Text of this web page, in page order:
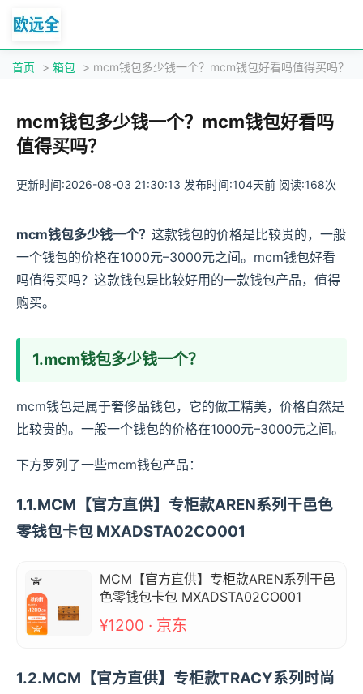
首页 > 箱包 > mcm钱包多少钱一个？mcm钱包好看吗值得买吗？
mcm钱包多少钱一个？mcm钱包好看吗
值得买吗？
更新时间:2026-08-03 21:30:13 发布时间:104天前 阅读:168次
mcm钱包多少钱一个？ 这款钱包的价格是比较贵的，一般
一个钱包的价格在1000元–3000元之间。mcm钱包好看
吗值得买吗？这款钱包是比较好用的一款钱包产品，值得
购买。
1.mcm钱包多少钱一个？
mcm钱包是属于奢侈品钱包，它的做工精美，价格自然是
比较贵的。一般一个钱包的价格在1000元–3000元之间。
下方罗列了一些mcm钱包产品：
1.1.MCM【官方直供】专柜款AREN系列干邑色
零钱包卡包 MXADSTA02CO001
MCM【官方直供】专柜款AREN系列干邑
色零钱包卡包 MXADSTA02CO001
¥1200 · 京东
1.2.MCM【官方直供】专柜款TRACY系列时尚